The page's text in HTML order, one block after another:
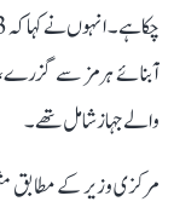
والے جہاز شامل تھے۔
مرکزی وزیر کے مطابق